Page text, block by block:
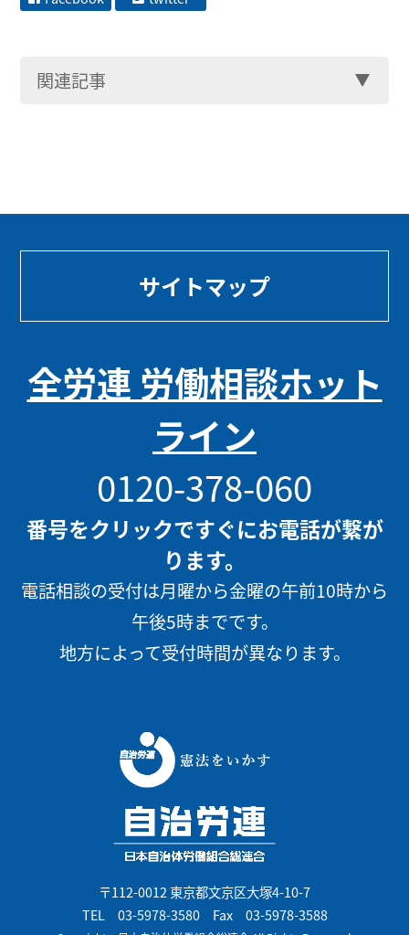
関連記事
サイトマップ
全労連 労働相談ホット
ライン
0120-378-060
番号をクリックですぐにお電話が繋が
ります。
電話相談の受付は月曜から金曜の午前10時から
午後5時までです。
地方によって受付時間が異なります。
〒112-0012 東京都文京区大塚4-10-7
TEL 03-5978-3580Fax 03-5978-3588